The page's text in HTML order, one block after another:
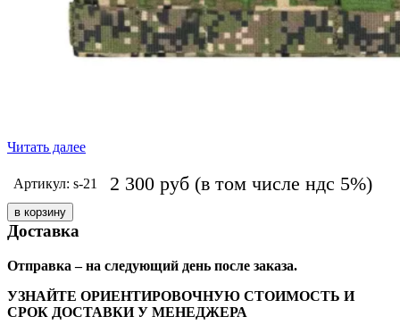
Читать далее
Артикул: s-21 2 300 руб (в том числе ндс 5%)
Доставка
Отправка – на следующий день после заказа.
УЗНАЙТЕ ОРИЕНТИРОВОЧНУЮ СТОИМОСТЬ И
СРОК ДОСТАВКИ У МЕНЕДЖЕРА